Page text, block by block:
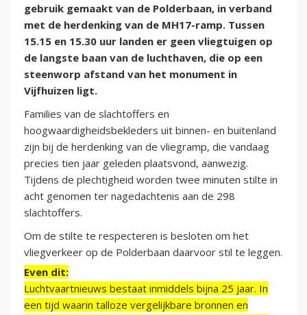
gebruik gemaakt van de Polderbaan, in verband
met de herdenking van de MH17-ramp. Tussen
15.15 en 15.30 uur landen er geen vliegtuigen op
de langste baan van de luchthaven, die op een
steenworp afstand van het monument in
Vijfhuizen ligt.
Families van de slachtoffers en
hoogwaardigheidsbekleders uit binnen- en buitenland
zijn bij de herdenking van de vliegramp, die vandaag
precies tien jaar geleden plaatsvond, aanwezig.
Tijdens de plechtigheid worden twee minuten stilte in
acht genomen ter nagedachtenis aan de 298
slachtoffers.
Om de stilte te respecteren is besloten om het
vliegverkeer op de Polderbaan daarvoor stil te leggen.
Even dit:
Luchtvaartnieuws bestaat inmiddels bijna 25 jaar. In
een tijd waarin talloze vergelijkbare bronnen en